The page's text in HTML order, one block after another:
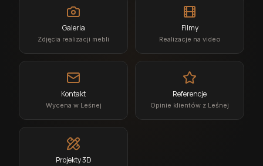
Galeria
Zdjęcia realizacji mebli
Filmy
Realizacje na video
Kontakt
Wycena w Leśnej
Referencje
Opinie klientów z Leśnej
Projekty 3D